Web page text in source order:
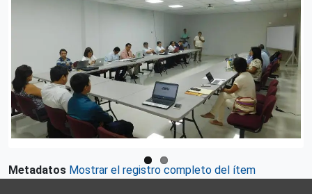
Metadatos Mostrar el registro completo del ítem